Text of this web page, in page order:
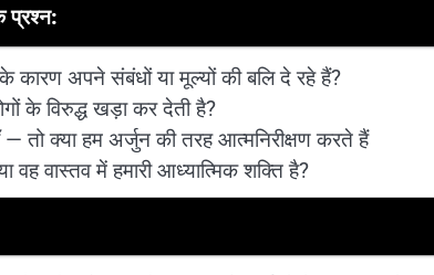
प्रश्न:
कारण अपने संबंधों या मूल्यों की बलि दे रहे हैं?
के विरुद्ध खड़ा कर देती है?
— तो क्या हम अर्जुन की तरह आत्मनिरीक्षण करते हैं
वास्तव में हमारी आध्यात्मिक शक्ति है?